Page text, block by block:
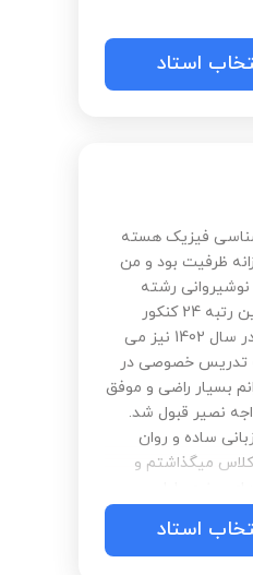
استاد
فیزیک هسته
ظرفیت بود و من
با رتبه 175 دانشگاه نوشیروانی رشته
فیزیک پلاسما دوره روزانه قبول شدم و همچنین رتبه 24 کنکور
دکتری تخصصی فیزیک گرایش اپتیک و لیزر در سال 1402 نیز می
تدریس خصوصی در
بسیار راضی و موفق
نصیر قبول شد.
ساده و روان
میگذاشتم و
96 هستم، استاد مدعو دانشگاه
پایه و آزمایشگاه
استاد